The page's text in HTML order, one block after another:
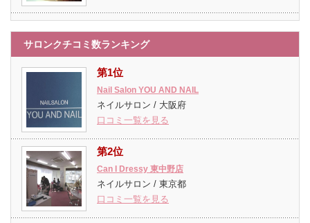
サロンクチコミ数ランキング
第1位
Nail Salon YOU AND NAIL
ネイルサロン / 大阪府
口コミ一覧を見る
第2位
Can I Dressy 東中野店
ネイルサロン / 東京都
口コミ一覧を見る